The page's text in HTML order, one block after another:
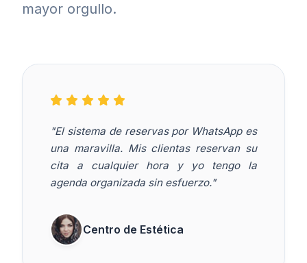
mayor orgullo.
"El sistema de reservas por WhatsApp es
una maravilla. Mis clientas reservan su
cita a cualquier hora y yo tengo la
agenda organizada sin esfuerzo."
Centro de Estética